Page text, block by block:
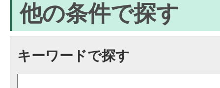
他の条件で探す
キーワードで探す